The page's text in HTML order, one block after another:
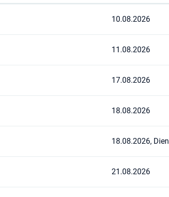
10.08.2026
11.08.2026
17.08.2026
18.08.2026
18.08.2026,
21.08.2026